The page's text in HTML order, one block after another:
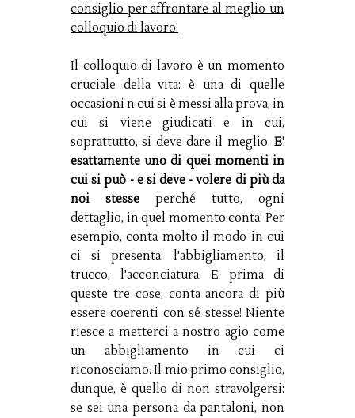
consiglio per affrontare al meglio un
colloquio di lavoro!
Il colloquio di lavoro è un momento
cruciale della vita: è una di quelle
occasioni n cui si è messi alla prova, in
cui si viene giudicati e in cui,
soprattutto, si deve dare il meglio. E'
esattamente uno di quei momenti in
cui si può - e si deve - volere di più da
noi stesse perché tutto, ogni
dettaglio, in quel momento conta! Per
esempio, conta molto il modo in cui
ci si presenta: l'abbigliamento, il
trucco, l'acconciatura. E prima di
queste tre cose, conta ancora di più
essere coerenti con sé stesse! Niente
riesce a metterci a nostro agio come
un abbigliamento in cui ci
riconosciamo. Il mio primo consiglio,
dunque, è quello di non stravolgersi:
se sei una persona da pantaloni, non